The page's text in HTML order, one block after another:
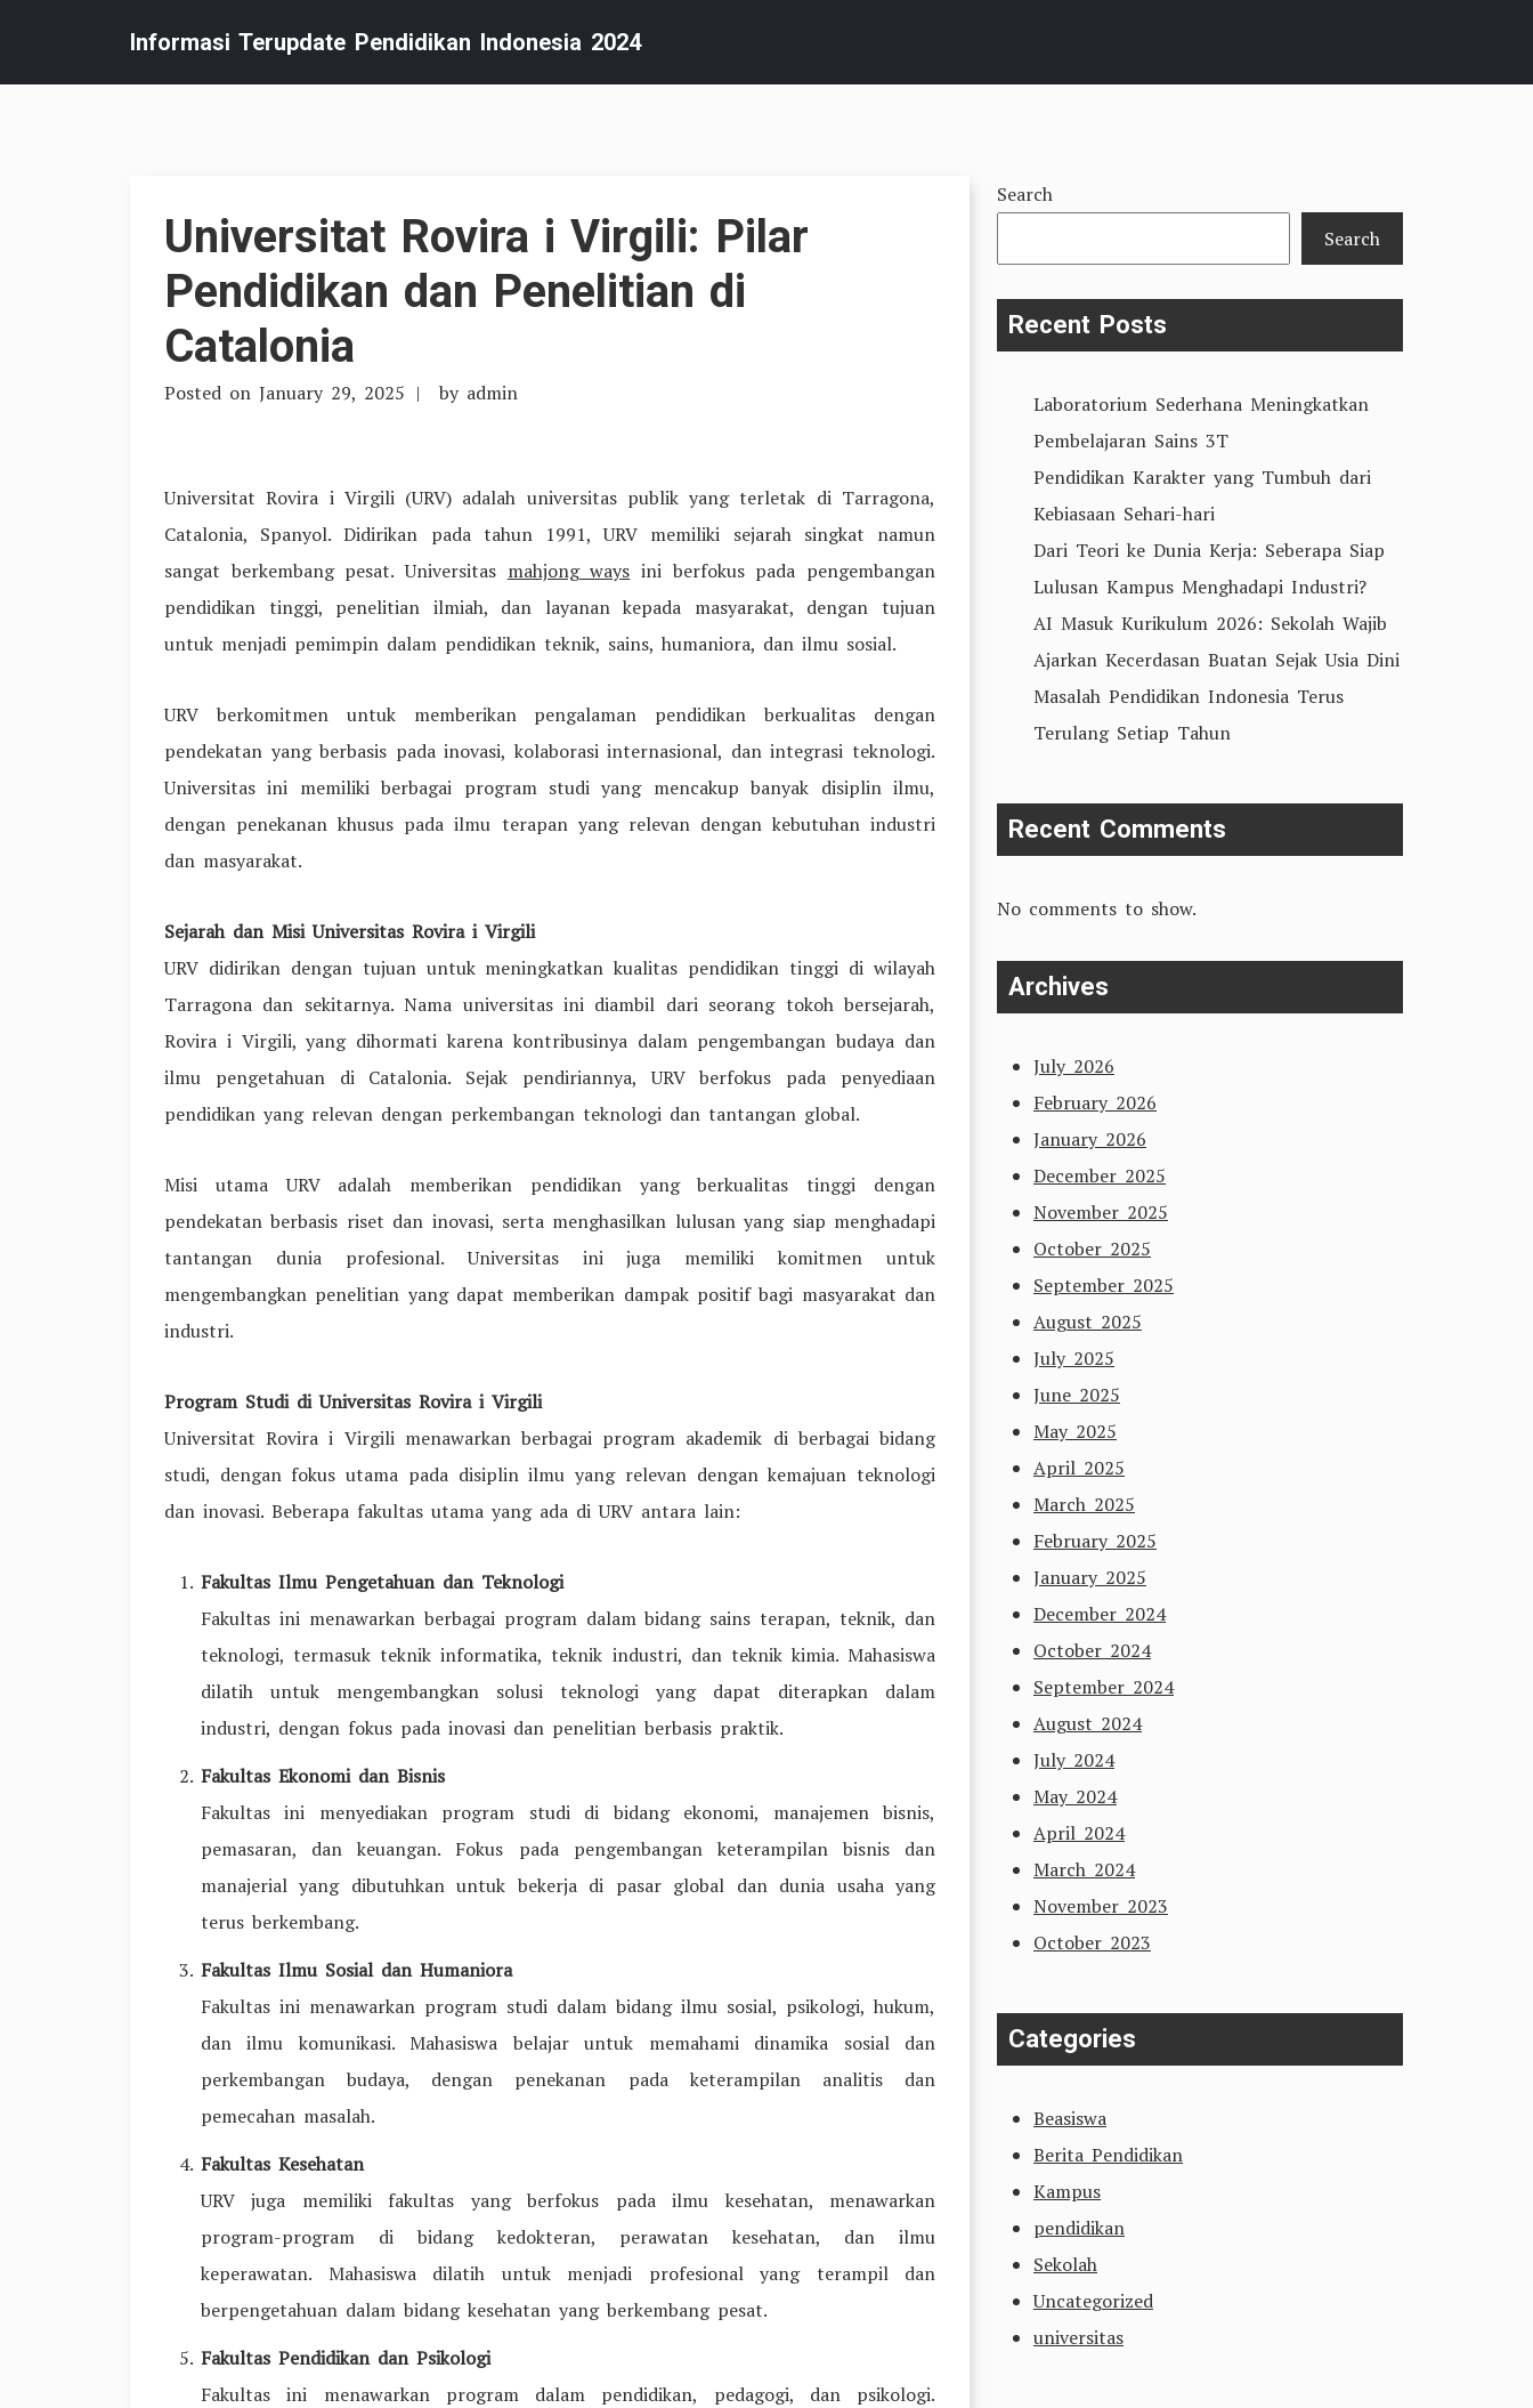
content
Informasi Terupdate Pendidikan Indonesia 2024
Universitat Rovira i Virgili: Pilar
Pendidikan dan Penelitian di
Catalonia
Posted on January 29, 2025 by admin
Universitat Rovira i Virgili (URV) adalah universitas publik yang terletak di Tarragona,
Catalonia, Spanyol. Didirikan pada tahun 1991, URV memiliki sejarah singkat namun
sangat berkembang pesat. Universitas mahjong ways ini berfokus pada pengembangan
pendidikan tinggi, penelitian ilmiah, dan layanan kepada masyarakat, dengan tujuan
untuk menjadi pemimpin dalam pendidikan teknik, sains, humaniora, dan ilmu sosial.
URV berkomitmen untuk memberikan pengalaman pendidikan berkualitas dengan
pendekatan yang berbasis pada inovasi, kolaborasi internasional, dan integrasi teknologi.
Universitas ini memiliki berbagai program studi yang mencakup banyak disiplin ilmu,
dengan penekanan khusus pada ilmu terapan yang relevan dengan kebutuhan industri
dan masyarakat.
Sejarah dan Misi Universitas Rovira i Virgili
URV didirikan dengan tujuan untuk meningkatkan kualitas pendidikan tinggi di wilayah
Tarragona dan sekitarnya. Nama universitas ini diambil dari seorang tokoh bersejarah,
Rovira i Virgili, yang dihormati karena kontribusinya dalam pengembangan budaya dan
ilmu pengetahuan di Catalonia. Sejak pendiriannya, URV berfokus pada penyediaan
pendidikan yang relevan dengan perkembangan teknologi dan tantangan global.
Misi utama URV adalah memberikan pendidikan yang berkualitas tinggi dengan
pendekatan berbasis riset dan inovasi, serta menghasilkan lulusan yang siap menghadapi
tantangan dunia profesional. Universitas ini juga memiliki komitmen untuk
mengembangkan penelitian yang dapat memberikan dampak positif bagi masyarakat dan
industri.
Program Studi di Universitas Rovira i Virgili
Universitat Rovira i Virgili menawarkan berbagai program akademik di berbagai bidang
studi, dengan fokus utama pada disiplin ilmu yang relevan dengan kemajuan teknologi
dan inovasi. Beberapa fakultas utama yang ada di URV antara lain:
Fakultas Ilmu Pengetahuan dan Teknologi
Fakultas ini menawarkan berbagai program dalam bidang sains terapan, teknik, dan
teknologi, termasuk teknik informatika, teknik industri, dan teknik kimia. Mahasiswa
dilatih untuk mengembangkan solusi teknologi yang dapat diterapkan dalam
industri, dengan fokus pada inovasi dan penelitian berbasis praktik.
Fakultas Ekonomi dan Bisnis
Fakultas ini menyediakan program studi di bidang ekonomi, manajemen bisnis,
pemasaran, dan keuangan. Fokus pada pengembangan keterampilan bisnis dan
manajerial yang dibutuhkan untuk bekerja di pasar global dan dunia usaha yang
terus berkembang.
Fakultas Ilmu Sosial dan Humaniora
Fakultas ini menawarkan program studi dalam bidang ilmu sosial, psikologi, hukum,
dan ilmu komunikasi. Mahasiswa belajar untuk memahami dinamika sosial dan
perkembangan budaya, dengan penekanan pada keterampilan analitis dan
pemecahan masalah.
Fakultas Kesehatan
URV juga memiliki fakultas yang berfokus pada ilmu kesehatan, menawarkan
program-program di bidang kedokteran, perawatan kesehatan, dan ilmu
keperawatan. Mahasiswa dilatih untuk menjadi profesional yang terampil dan
berpengetahuan dalam bidang kesehatan yang berkembang pesat.
Fakultas Pendidikan dan Psikologi
Fakultas ini menawarkan program dalam pendidikan, pedagogi, dan psikologi.
Search
Search
Recent Posts
Laboratorium Sederhana Meningkatkan
Pembelajaran Sains 3T
Pendidikan Karakter yang Tumbuh dari
Kebiasaan Sehari-hari
Dari Teori ke Dunia Kerja: Seberapa Siap
Lulusan Kampus Menghadapi Industri?
AI Masuk Kurikulum 2026: Sekolah Wajib
Ajarkan Kecerdasan Buatan Sejak Usia Dini
Masalah Pendidikan Indonesia Terus
Terulang Setiap Tahun
Recent Comments
No comments to show.
Archives
July 2026
February 2026
January 2026
December 2025
November 2025
October 2025
September 2025
August 2025
July 2025
June 2025
May 2025
April 2025
March 2025
February 2025
January 2025
December 2024
October 2024
September 2024
August 2024
July 2024
May 2024
April 2024
March 2024
November 2023
October 2023
Categories
Beasiswa
Berita Pendidikan
Kampus
pendidikan
Sekolah
Uncategorized
universitas